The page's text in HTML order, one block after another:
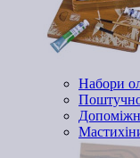
Набори